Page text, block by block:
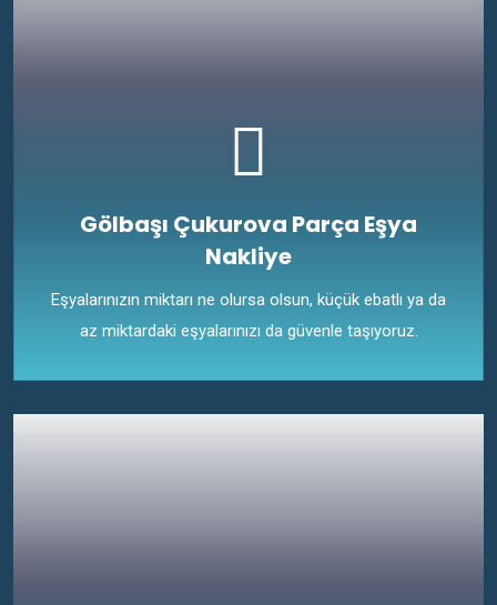
Gölbaşı Çukurova Parça Eşya
Nakliye
Eşyalarınızın miktarı ne olursa olsun, küçük ebatlı ya da
az miktardaki eşyalarınızı da güvenle taşıyoruz.